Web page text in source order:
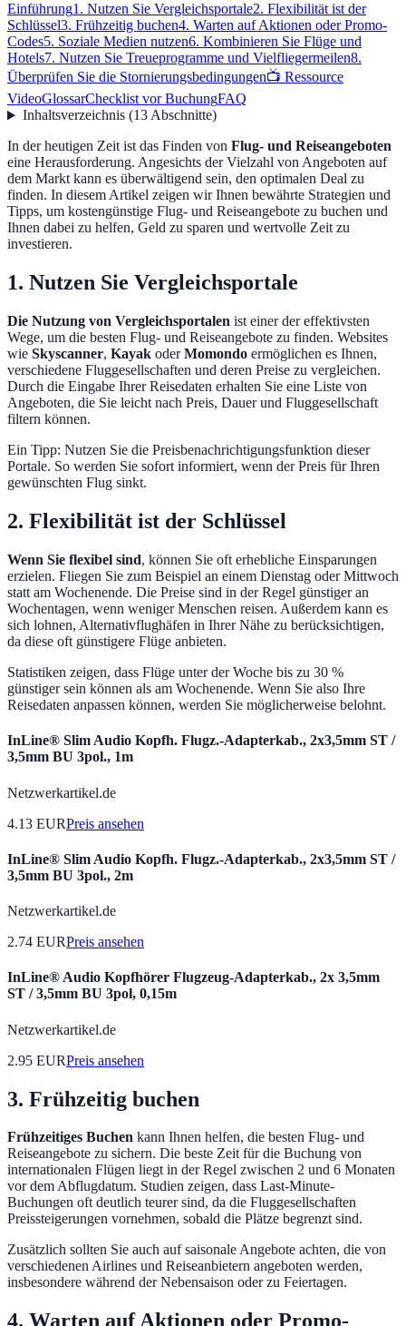
Einführung1. Nutzen Sie Vergleichsportale2. Flexibilität ist der
Schlüssel3. Frühzeitig buchen4. Warten auf Aktionen oder Promo-
Codes5. Soziale Medien nutzen6. Kombinieren Sie Flüge und
Hotels7. Nutzen Sie Treueprogramme und Vielfliegermeilen8.
Überprüfen Sie die Stornierungsbedingungen📺 Ressource
VideoGlossarChecklist vor BuchungFAQ
Inhaltsverzeichnis(13Abschnitte)
In der heutigen Zeit ist das Finden von Flug- und Reiseangeboten
eine Herausforderung. Angesichts der Vielzahl von Angeboten auf
dem Markt kann es überwältigend sein, den optimalen Deal zu
finden. In diesem Artikel zeigen wir Ihnen bewährte Strategien und
Tipps, um kostengünstige Flug- und Reiseangebote zu buchen und
Ihnen dabei zu helfen, Geld zu sparen und wertvolle Zeit zu
investieren.
1. Nutzen Sie Vergleichsportale
Die Nutzung von Vergleichsportalen ist einer der effektivsten
Wege, um die besten Flug- und Reiseangebote zu finden. Websites
wie Skyscanner, Kayak oderMomondo ermöglichen es Ihnen,
verschiedene Fluggesellschaften und deren Preise zu vergleichen.
Durch die Eingabe Ihrer Reisedaten erhalten Sie eine Liste von
Angeboten, die Sie leicht nach Preis, Dauer und Fluggesellschaft
filtern können.
Ein Tipp: Nutzen Sie die Preisbenachrichtigungsfunktion dieser
Portale. So werden Sie sofort informiert, wenn der Preis für Ihren
gewünschten Flug sinkt.
2. Flexibilität ist der Schlüssel
Wenn Sie flexibel sind, können Sie oft erhebliche Einsparungen
erzielen. Fliegen Sie zum Beispiel an einem Dienstag oder Mittwoch
statt am Wochenende. Die Preise sind in der Regel günstiger an
Wochentagen, wenn weniger Menschen reisen. Außerdem kann es
sich lohnen, Alternativflughäfen in Ihrer Nähe zu berücksichtigen,
da diese oft günstigere Flüge anbieten.
Statistiken zeigen, dass Flüge unter der Woche bis zu 30 %
günstiger sein können als am Wochenende. Wenn Sie also Ihre
Reisedaten anpassen können, werden Sie möglicherweise belohnt.
InLine® Slim Audio Kopfh. Flugz.-Adapterkab., 2x3,5mm ST /
3,5mm BU 3pol., 1m
Netzwerkartikel.de
4.13 EURPreis ansehen
InLine® Slim Audio Kopfh. Flugz.-Adapterkab., 2x3,5mm ST /
3,5mm BU 3pol., 2m
Netzwerkartikel.de
2.74 EURPreis ansehen
InLine® Audio Kopfhörer Flugzeug-Adapterkab., 2x 3,5mm
ST / 3,5mm BU 3pol, 0,15m
Netzwerkartikel.de
2.95 EURPreis ansehen
3. Frühzeitig buchen
Frühzeitiges Buchen kann Ihnen helfen, die besten Flug- und
Reiseangebote zu sichern. Die beste Zeit für die Buchung von
internationalen Flügen liegt in der Regel zwischen 2 und 6 Monaten
vor dem Abflugdatum. Studien zeigen, dass Last-Minute-
Buchungen oft deutlich teurer sind, da die Fluggesellschaften
Preissteigerungen vornehmen, sobald die Plätze begrenzt sind.
Zusätzlich sollten Sie auch auf saisonale Angebote achten, die von
verschiedenen Airlines und Reiseanbietern angeboten werden,
insbesondere während der Nebensaison oder zu Feiertagen.
4. Warten auf Aktionen oder Promo-